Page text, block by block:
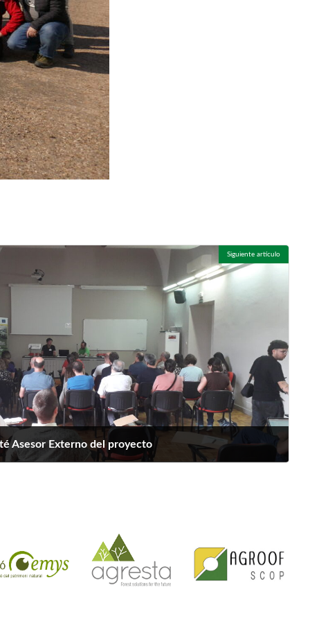
Siguiente artículo
Asesor Externo del proyecto